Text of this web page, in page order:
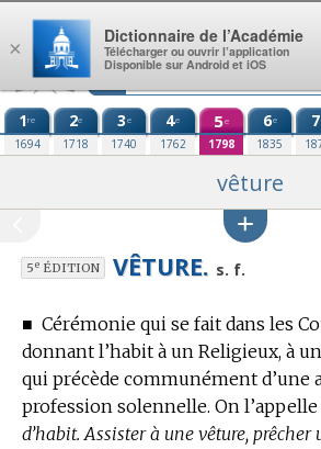
Aller au contenu
1re
1694
2e
1718
3e
1740
4e
1762
5e
1798
6e
1835
7
vêture
5eÉDITION VÊTURE. s. f.
■ Cérémonie qui se fait dans les
donnant l’habit à un Religieux, à
qui précède communément d’une
profession solennelle. On
d’habit. Assister à une vêture, prêcher
×
Dictionnaire de l’Académie
Télécharger ou ouvrir l’application
Disponible sur Android et iOS